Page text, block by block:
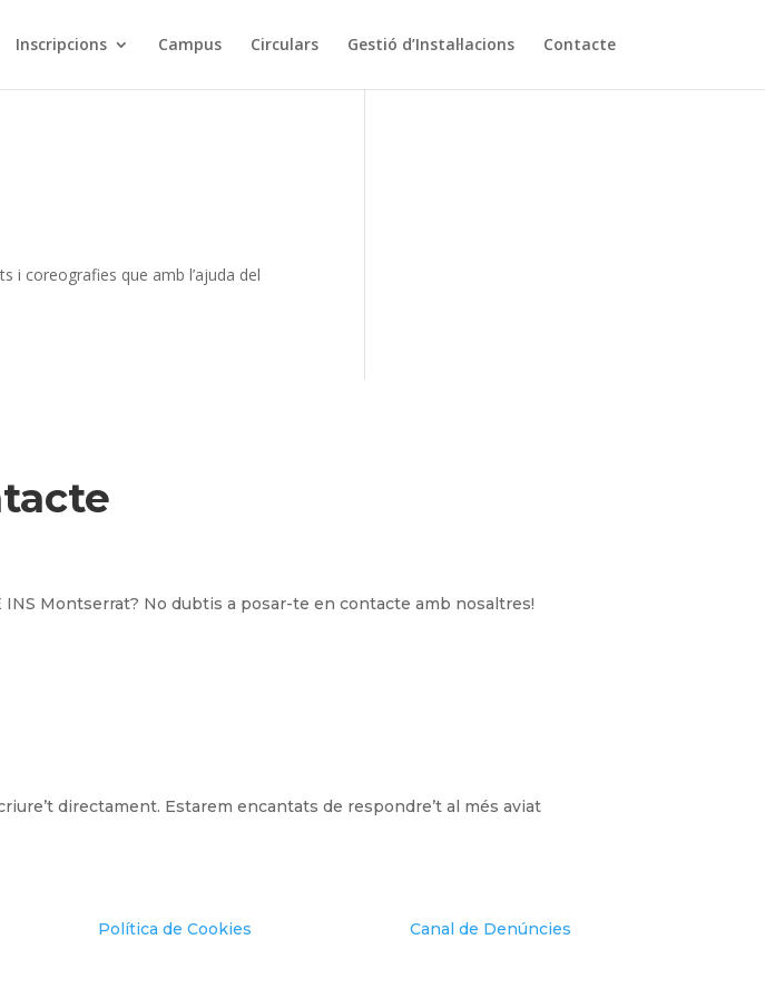
Inscripcions Campus Circulars Gestió d’Instal·lacions Contacte
i coreografies que amb l’ajuda del
Montserrat? No dubtis a posar-te en contacte amb nosaltres!
directament. Estarem encantats de respondre’t al més aviat
Política de Cookies Canal de Denúncies